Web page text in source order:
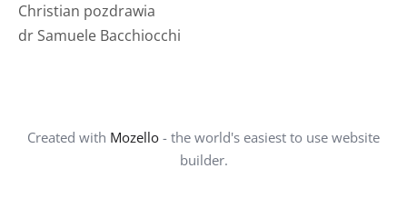
Christian pozdrawia
dr Samuele Bacchiocchi
Created with Mozello - the world's easiest to use website
builder.